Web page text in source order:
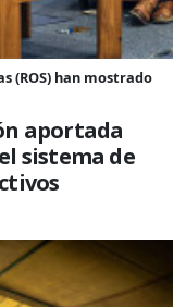
(ROS) han mostrado
aportada
sistema de